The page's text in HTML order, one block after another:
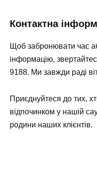
Контактна
Щоб забронювати час
інформацію,
9188. Ми завжди раді
Приєднуйтеся до тих,
відпочинком у нашій
родини наших клієнтів.